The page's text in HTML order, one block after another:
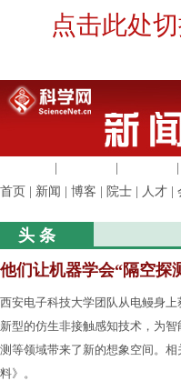
点击此处
首页
新闻 博客 院士 人才
头 条
他们让机器学会“隔空探
西安电子科技大学团队从电鳗身
新型的仿生非接触感知技术，为
测等领域带来了新的想象空间。
料》。